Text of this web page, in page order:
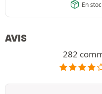
En
AVIS
282